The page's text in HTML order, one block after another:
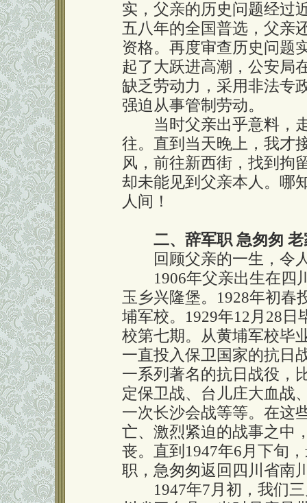
实，父亲的历史问题经过
五八年的全国普选，父亲
资格。再度审查历史问题
起了大跃进高潮，公安局
缺乏劳动力，采用非法专
强迫从事管制劳动。
当时父亲出乎意料，走
往。直到当天晚上，我才
风，前往新西街，找到拘
却未能见到父亲本人。哪
人间！
二、辞军职 急匆匆
回顾父亲的一生，令
1906年父亲出生在四
玉乡兴隆堡。1928年初春
埔军校。1929年12月28日
校第七期。从黄埔军校毕
一直投入保卫国家的抗日
一系列著名的抗日战役，
定保卫战、台儿庄大血战
一次长沙会战等等。在这
亡、激烈紧迫的战事之中
丧。直到1947年6月下旬
职，急匆匆返回四川省南
1947年7月初，我们三